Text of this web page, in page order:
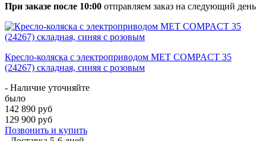
При заказе после 10:00 отправляем заказ на следующий день
Кресло-коляска с электроприводом MET COMPACT 35
(24267) складная, синяя с розовым
- Наличие уточняйте
было
142 890 руб
129 900 руб
Позвонить и купить